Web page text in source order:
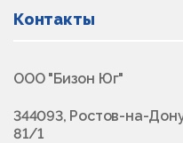
Контакты
ООО "Бизон Юг"
344093, Ростов-на-
81/1